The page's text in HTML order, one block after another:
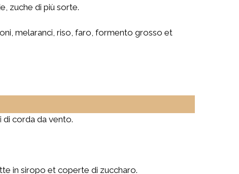
zuche di più sorte.
melaranci, riso, faro, formento grosso et
corda da vento.
in siropo et coperte di zuccharo.